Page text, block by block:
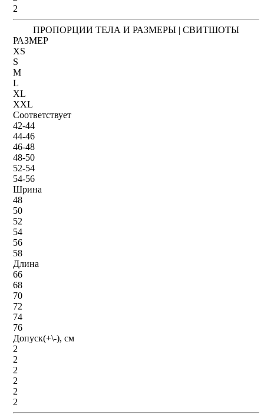
2
ПРОПОРЦИИ ТЕЛА И РАЗМЕРЫ | СВИТШОТЫ
РАЗМЕР
XS
S
M
L
XL
XXL
Соответствует
42-44
44-46
46-48
48-50
52-54
54-56
Шрина
48
50
52
54
56
58
Длина
66
68
70
72
74
76
Допуск(+\-), см
2
2
2
2
2
2